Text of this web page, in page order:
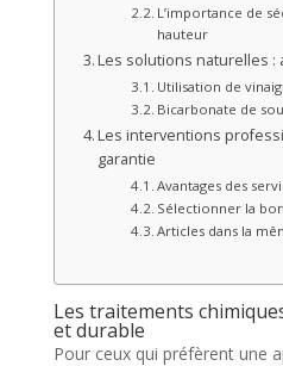
L’importance de
hauteur
Les solutions naturelles :
Utilisation de
Bicarbonate de
Les interventions
garantie
Avantages des
Sélectionner la
Articles dans la
Les traitements
et durable
Pour ceux qui préfèrent une